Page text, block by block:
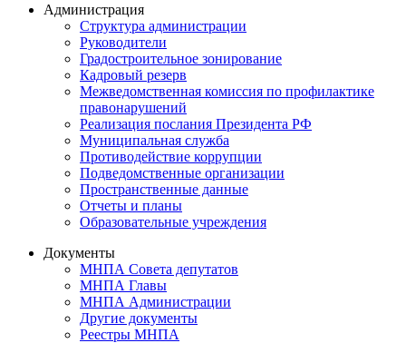
Администрация
Структура администрации
Руководители
Градостроительное зонирование
Кадровый резерв
Межведомственная комиссия по профилактике
правонарушений
Реализация послания Президента РФ
Муниципальная служба
Противодействие коррупции
Подведомственные организации
Пространственные данные
Отчеты и планы
Образовательные учреждения
Документы
МНПА Совета депутатов
МНПА Главы
МНПА Администрации
Другие документы
Реестры МНПА